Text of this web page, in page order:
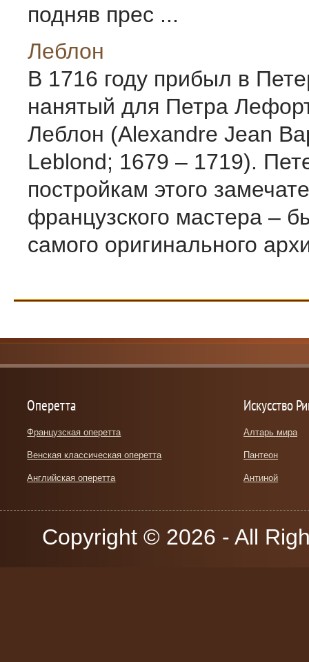
подняв прес ...
Леблон
В 1716 году прибыл в
нанятый для Петра
Леблон (Alexandre Jean
Leblond; 1679 – 1719).
постройкам этого
французского мастера –
самого оригинального
Оперетта
Французская оперетта
Венская классическая оперетта
Английская оперетта
Искусство
Алтарь мира
Пантеон
Антиной
Copyright © 2026 - All